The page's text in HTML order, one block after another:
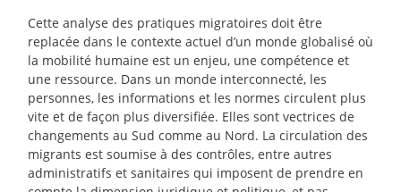
Cette analyse des pratiques migratoires doit être
replacée dans le contexte actuel d’un monde globalisé où
la mobilité humaine est un enjeu, une compétence et
une ressource. Dans un monde interconnecté, les
personnes, les informations et les normes circulent plus
vite et de façon plus diversifiée. Elles sont vectrices de
changements au Sud comme au Nord. La circulation des
migrants est soumise à des contrôles, entre autres
administratifs et sanitaires qui imposent de prendre en